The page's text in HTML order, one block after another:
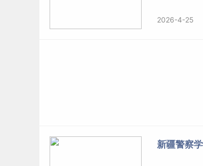
第二十四条
新生报到时，学院对新生入
2026-4-25
新疆警察